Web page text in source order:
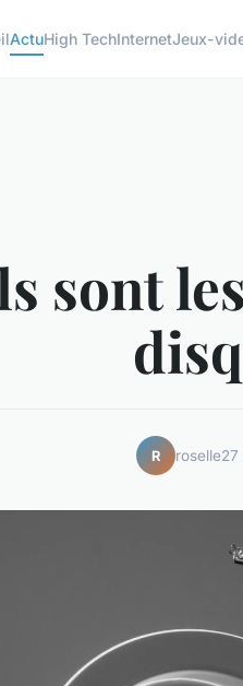
ActuHigh TechInternetJeux-
sont
R roselle27